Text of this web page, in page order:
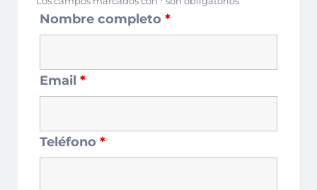
Nombre completo *
Email *
Teléfono *